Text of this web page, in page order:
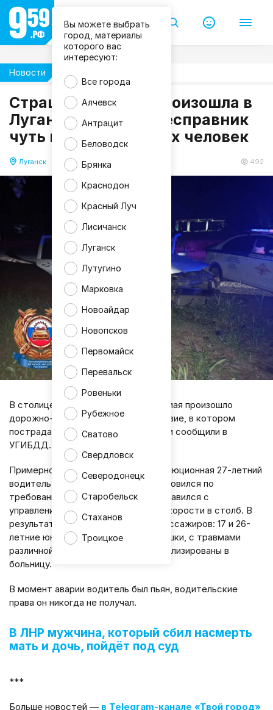
Вы можете выбрать
город, материалы
которого вас
интересуют:
Все города
Алчевск
Антрацит
Беловодск
Брянка
Краснодон
Красный Луч
Лисичанск
Луганск
Лутугино
Марковка
Новоайдар
Новопсков
Первомайск
Перевальск
Ровеньки
Рубежное
Сватово
Свердловск
Северодонецк
Старобельск
Стаханов
Троицкое
Новости
Страшная авария произошла в
Луганске: пьяный бесправник
чуть не убил пятерых человек
Луганск 27.05.2025 14:47 492
В столице ЛНР поздно вечером 26 мая произошло
дорожно-транспортное происшествие, в котором
пострадали шесть человек. Об этом сообщили в
УГИБДД.
Примерно в 23:20 минут на ул. Революционная 27-летний
водитель Volkswagen Jetta не остановился по
требованию инспектора ГАИ, не справился с
управлением и влетел на большой скорости в столб. В
результате ДТП водитель и пять пассажиров: 17 и 26-
летние юноши и три 16-летние девушки, с травмами
различной степени тяжести госпитализированы в
больницу.
В момент аварии водитель был пьян, водительские
права он никогда не получал.
В ЛНР мужчина, который сбил насмерть
мать и дочь, пойдёт под суд
***
Больше новостей — в Telegram-канале «Твой город»